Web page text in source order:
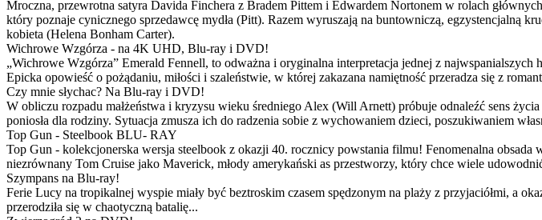
Mroczna, przewrotna satyra Davida Finchera z Bradem Pittem i Edwardem Nortonem w rolach
który poznaje cynicznego sprzedawcę mydła (Pitt). Razem wyruszają na buntowniczą, egzystencjalną
kobieta (Helena Bonham Carter).
Wichrowe Wzgórza - na 4K UHD, Blu-ray i DVD!
„Wichrowe Wzgórza” Emerald Fennell, to odważna i oryginalna interpretacja jednej z
Epicka opowieść o pożądaniu, miłości i szaleństwie, w której zakazana namiętność przeradza się z
Czy mnie słychac? Na Blu-ray i DVD!
W obliczu rozpadu małżeństwa i kryzysu wieku średniego Alex (Will Arnett) próbuje odnaleźć sens
poniosła dla rodziny. Sytuacja zmusza ich do radzenia sobie z wychowaniem dzieci, poszukiwaniem
Top Gun - Steelbook BLU- RAY
Top Gun - kolekcjonerska wersja steelbook z okazji 40. rocznicy powstania filmu! Fenomenalna
niezrównany Tom Cruise jako Maverick, młody amerykański as przestworzy, który chce wiele
Szympans na Blu-ray!
Ferie Lucy na tropikalnej wyspie miały być beztroskim czasem spędzonym na plaży z przyjaciółmi, a
przerodziła się w chaotyczną batalię...